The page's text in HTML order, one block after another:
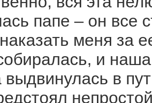
папе – он все
меня за
и
выдвинулась в